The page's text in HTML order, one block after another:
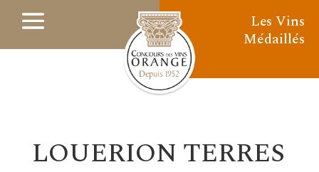
Les Vins
Médaillés
LOUERION TERRES